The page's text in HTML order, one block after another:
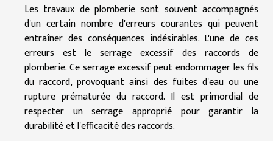
Les travaux de plomberie sont souvent accompagnés
d'un certain nombre d'erreurs courantes qui peuvent
entraîner des conséquences indésirables. L'une de ces
erreurs est le serrage excessif des raccords de
plomberie. Ce serrage excessif peut endommager les fils
du raccord, provoquant ainsi des fuites d'eau ou une
rupture prématurée du raccord. Il est primordial de
respecter un serrage approprié pour garantir la
durabilité et l'efficacité des raccords.